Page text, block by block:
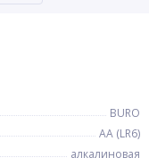
BURO
AA (LR6)
алкалиновая